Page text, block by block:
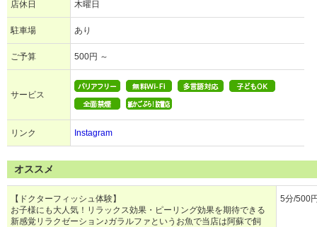
店休日 木曜日
駐車場 あり
ご予算 500円 ～
サービス
リンク Instagram
オススメ
【ドクターフィッシュ体験】
お子様にも大人気！リラックス効果・ピーリング効果を期待できる
新感覚リラクゼーション♪ガラルファというお魚で当店は阿蘇で飼
5分/500